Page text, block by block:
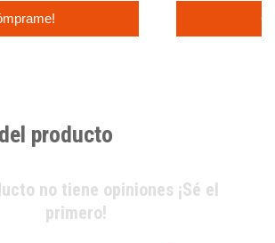
producto
no tiene opiniones ¡Sé el
primero!